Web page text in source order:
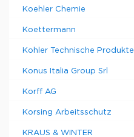
Koehler Chemie
Koettermann
Kohler Technische Produkte
Konus Italia Group Srl
Korff AG
Korsing Arbeitsschutz
KRAUS & WINTER